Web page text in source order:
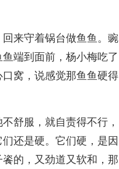
来守着锅台做鱼鱼。豌
端到面前，杨小梅吃了
窝，说感觉那鱼鱼硬得
舒服，就自责得不行，
还是硬。它们硬，是因
的，又劲道又软和，那